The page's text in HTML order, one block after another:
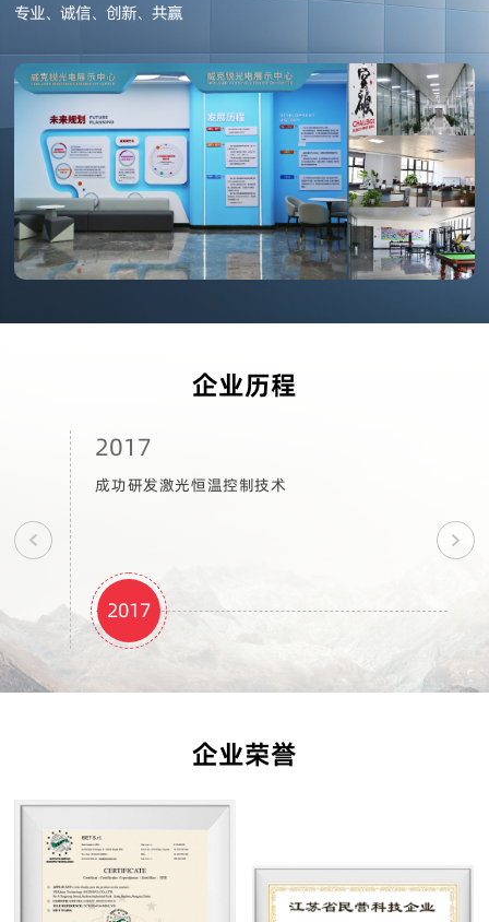
专业、诚信、创新、共赢
企业历程
2017
成功研发激光恒温控制技术
2017
企业荣誉